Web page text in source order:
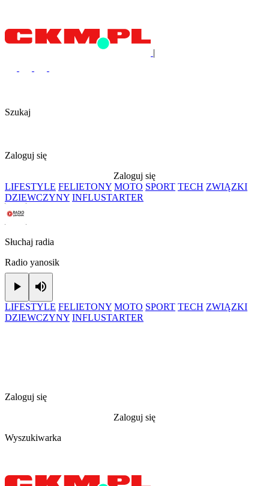
|
Szukaj
Zaloguj się
Zaloguj się
LIFESTYLE FELIETONY MOTO SPORT TECH ZWIĄZKI
DZIEWCZYNY INFLUSTARTER
Słuchaj radia
Radio yanosik
Play
LIFESTYLE FELIETONY MOTO SPORT TECH ZWIĄZKI
DZIEWCZYNY INFLUSTARTER
Zaloguj się
Zaloguj się
Wyszukiwarka